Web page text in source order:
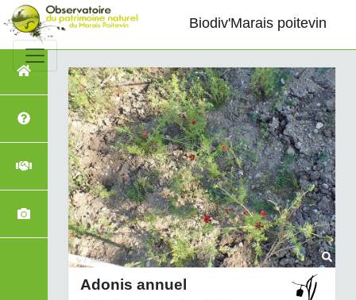
Biodiv'Marais poitevin
Adonis annuel